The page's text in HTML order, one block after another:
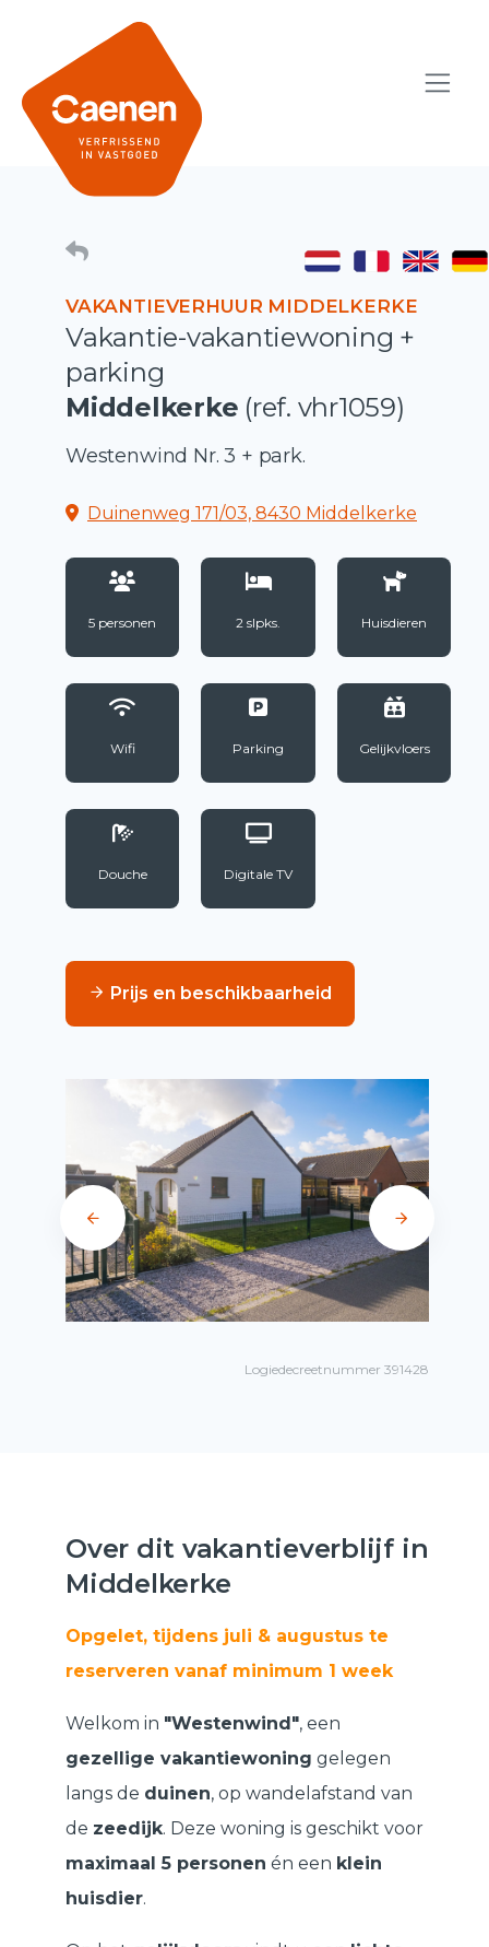
VAKANTIEVERHUUR MIDDELKERKE
Vakantie-vakantiewoning +
parking
Middelkerke (ref. vhr1059)
Westenwind Nr. 3 + park.
Duinenweg 171/03, 8430 Middelkerke
5 personen 2 slpks. Huisdieren
Wifi Parking Gelijkvloers
Douche Digitale TV
Prijs en beschikbaarheid
Logiedecreetnummer 391428
Over dit vakantieverblijf in
Middelkerke
Opgelet, tijdens juli & augustus te
reserveren vanaf minimum 1 week
Welkom in "Westenwind", een
gezellige vakantiewoning gelegen
langs de duinen, op wandelafstand van
de zeedijk. Deze woning is geschikt voor
maximaal 5 personen én een klein
huisdier.